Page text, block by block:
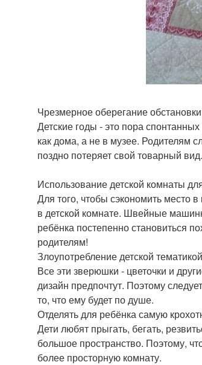
Чрезмерное оберегание
Детские годы - это пора
как дома, а не в музее. Родителям
поздно потеряет свой товарный вид.
Использование детской комнаты
Для того, чтобы сэкономить место
в детской комнате. Швейные
ребёнка постепенно становиться
родителям!
Злоупотребление детской
Все эти зверюшки - цветочки и
дизайн предпочтут. Поэтому
то, что ему будет по душе.
Отделять для ребёнка самую
Дети любят прыгать, бегать,
большое пространство. Поэтому,
более просторную комнату.